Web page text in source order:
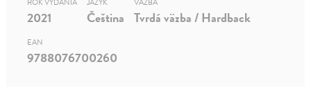
2021 Čeština Tvrdá väzba / Hardback
EAN
9788076700260